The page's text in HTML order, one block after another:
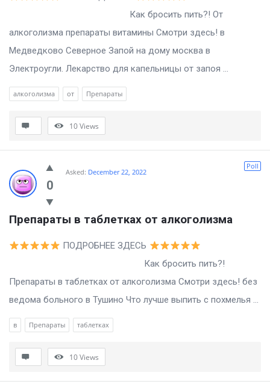
Как бросить пить?! От
алкоголизма препараты витамины Смотри здесь! в
Медведково Северное Запой на дому москва в
Электроугли. Лекарство для капельницы от запоя ...
алкоголизма от Препараты
10Views
0
Poll
Asked: December 22, 2022
Препараты в таблетках от алкоголизма
ПОДРОБНЕЕ ЗДЕСЬ
Как бросить пить?!
Препараты в таблетках от алкоголизма Смотри здесь! без
ведома больного в Тушино Что лучше выпить с похмелья ...
в Препараты таблетках
10Views